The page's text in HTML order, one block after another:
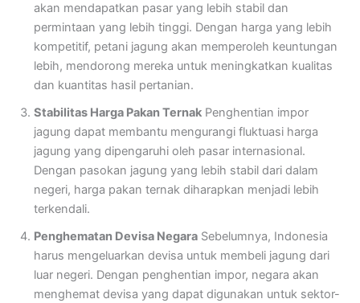
akan mendapatkan pasar yang lebih stabil dan
permintaan yang lebih tinggi. Dengan harga yang lebih
kompetitif, petani jagung akan memperoleh keuntungan
lebih, mendorong mereka untuk meningkatkan kualitas
dan kuantitas hasil pertanian.
Stabilitas Harga Pakan Ternak Penghentian impor
jagung dapat membantu mengurangi fluktuasi harga
jagung yang dipengaruhi oleh pasar internasional.
Dengan pasokan jagung yang lebih stabil dari dalam
negeri, harga pakan ternak diharapkan menjadi lebih
terkendali.
Penghematan Devisa Negara Sebelumnya, Indonesia
harus mengeluarkan devisa untuk membeli jagung dari
luar negeri. Dengan penghentian impor, negara akan
menghemat devisa yang dapat digunakan untuk sektor-